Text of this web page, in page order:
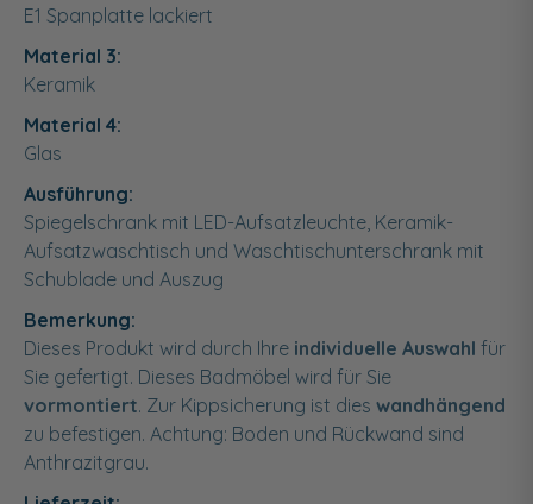
E1 Spanplatte lackiert
Material 3:
Keramik
Material 4:
Glas
Ausführung:
Spiegelschrank mit LED-Aufsatzleuchte, Keramik-
Aufsatzwaschtisch und Waschtischunterschrank mit
Schublade und Auszug
Bemerkung:
Dieses Produkt wird durch Ihre individuelle Auswahl für
Sie gefertigt. Dieses Badmöbel wird für Sie
vormontiert. Zur Kippsicherung ist dies wandhängend
zu befestigen. Achtung: Boden und Rückwand sind
Anthrazitgrau.